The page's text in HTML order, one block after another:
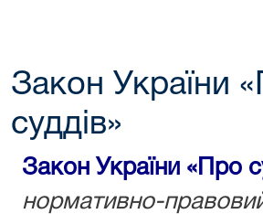
Закон України
суддів»
Закон України «Про
нормативно-